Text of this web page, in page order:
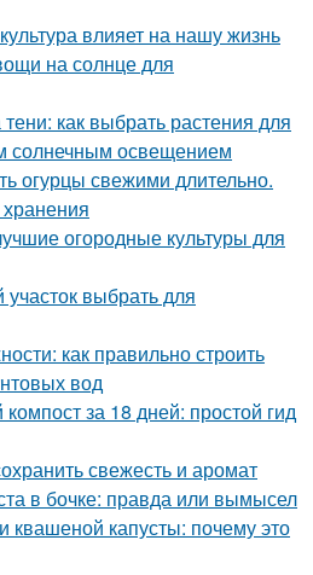
влияет на нашу жизнь
на солнце для
как выбрать растения для
солнечным освещением
огурцы свежими длительно.
огородные культуры для
выбрать для
как правильно строить
вод
за 18 дней: простой гид
свежесть и аромат
в бочке: правда или вымысел
квашеной капусты: почему это